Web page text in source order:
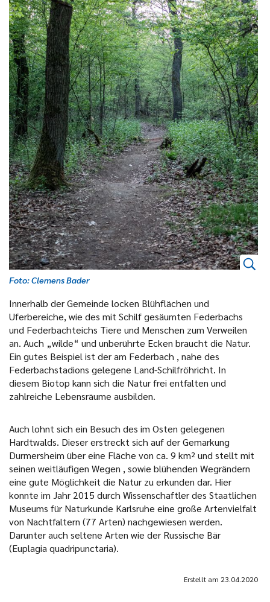
Foto: Clemens Bader
Innerhalb der Gemeinde locken Blühflächen und
Uferbereiche, wie des mit Schilf gesäumten Federbachs
und Federbachteichs Tiere und Menschen zum Verweilen
an. Auch „wilde“ und unberührte Ecken braucht die Natur.
Ein gutes Beispiel ist der am Federbach , nahe des
Federbachstadions gelegene Land-Schilfröhricht. In
diesem Biotop kann sich die Natur frei entfalten und
zahlreiche Lebensräume ausbilden.
Auch lohnt sich ein Besuch des im Osten gelegenen
Hardtwalds. Dieser erstreckt sich auf der Gemarkung
Durmersheim über eine Fläche von ca. 9 km² und stellt mit
seinen weitläufigen Wegen , sowie blühenden Wegrändern
eine gute Möglichkeit die Natur zu erkunden dar. Hier
konnte im Jahr 2015 durch Wissenschaftler des Staatlichen
Museums für Naturkunde Karlsruhe eine große Artenvielfalt
von Nachtfaltern (77 Arten) nachgewiesen werden.
Darunter auch seltene Arten wie der Russische Bär
(Euplagia quadripunctaria).
Erstellt am 23.04.2020